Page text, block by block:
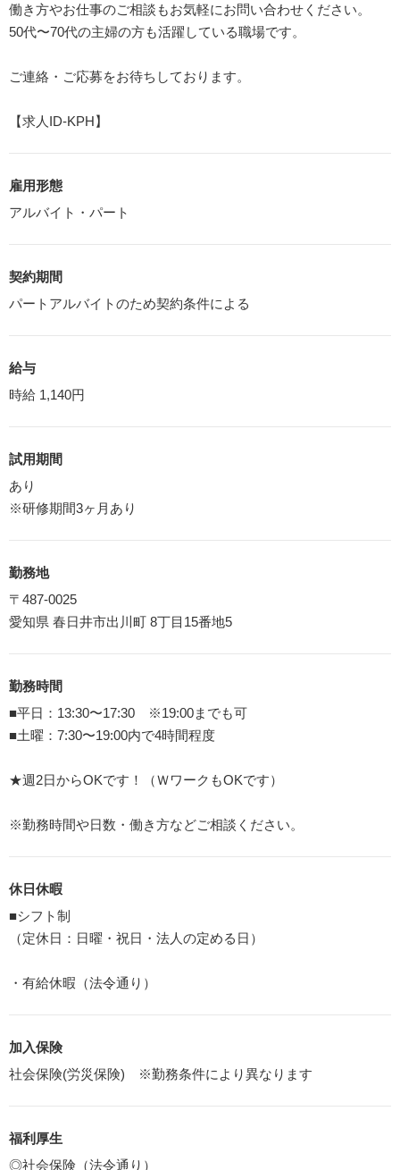
働き方やお仕事のご相談もお気軽にお問い合わせください。
50代〜70代の主婦の方も活躍している職場です。
ご連絡・ご応募をお待ちしております。
【求人ID-KPH】
雇用形態
アルバイト・パート
契約期間
パートアルバイトのため契約条件による
給与
時給 1,140円
試用期間
あり
※研修期間3ヶ月あり
勤務地
〒487-0025
愛知県 春日井市出川町 8丁目15番地5
勤務時間
■平日：13:30〜17:30 ※19:00までも可
■土曜：7:30〜19:00内で4時間程度
★週2日からOKです！（ＷワークもOKです）
※勤務時間や日数・働き方などご相談ください。
休日休暇
■シフト制
（定休日：日曜・祝日・法人の定める日）
・有給休暇（法令通り）
加入保険
社会保険(労災保険) ※勤務条件により異なります
福利厚生
◎社会保険（法令通り）